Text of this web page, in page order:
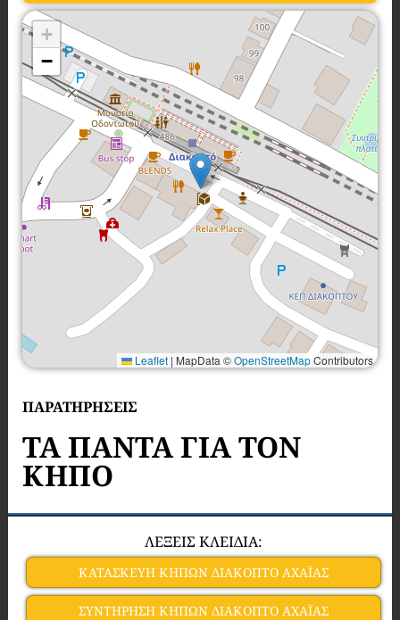
+
−
Leaflet | MapData ©OpenStreetMapContributors
ΠΑΡΑΤΗΡΗΣΕΙΣ
ΤΑ ΠΑΝΤΑ ΓΙΑ ΤΟΝ
ΚΗΠΟ
ΛΕΞΕΙΣ ΚΛΕΙΔΙΑ:
ΚΑΤΑΣΚΕΥΗ ΚΗΠΩΝ ΔΙΑΚΟΠΤΟ ΑΧΑΪΑΣ
ΣΥΝΤΗΡΗΣΗ ΚΗΠΩΝ ΔΙΑΚΟΠΤΟ ΑΧΑΪΑΣ